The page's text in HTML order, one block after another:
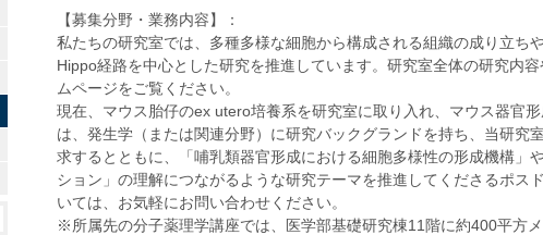
【募集分野・業務内容】：
私たちの研究室では、多種多様な細胞から構成される組織の成り立ち
Hippo経路を中心とした研究を推進しています。研究室全体の研究内
ムページをご覧ください。
現在、マウス胎仔のex utero培養系を研究室に取り入れ、マウス器官
は、発生学（または関連分野）に研究バックグランドを持ち、当研究
求するとともに、「哺乳類器官形成における細胞多様性の形成機構」
ション」の理解につながるような研究テーマを推進してくださるポス
いては、お気軽にお問い合わせください。
※所属先の分子薬理学講座では、医学部基礎研究棟11階に約400平方